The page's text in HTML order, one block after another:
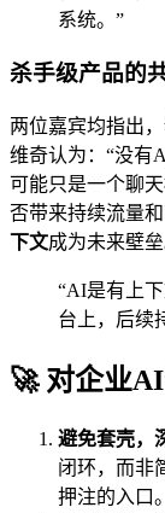
系统。”
杀手级产品的
两位嘉宾均指出，
维奇认为：“没有
可能只是一个聊
否带来持续流量
下文成为未来壁垒
“AI是有上
台上，后续
🚀 对企业
避免套壳，
闭环，而非
押注的入口。